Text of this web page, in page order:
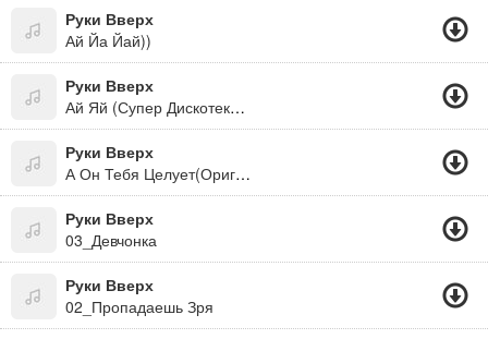
Руки Вверх
Ай Йа Йай))
Руки Вверх
Ай Яй (Супер Дискотека 90-Х)
Руки Вверх
А Он Тебя Целует(Оригинал)
Руки Вверх
03_Девчонка
Руки Вверх
02_Пропадаешь Зря